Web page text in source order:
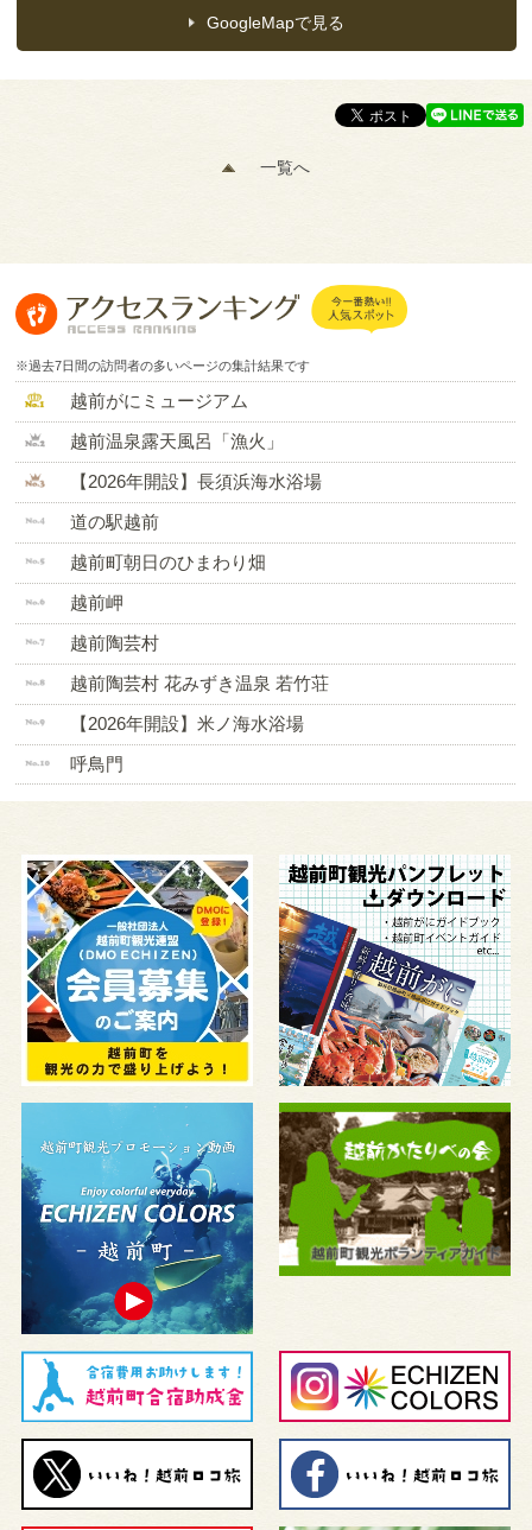
※過去7日間の訪問者の多いページの集計結果です
越前がにミュージアム
越前温泉露天風呂「漁火」
【2026年開設】長須浜海水浴場
道の駅越前
越前町朝日のひまわり畑
越前岬
越前陶芸村
越前陶芸村 花みずき温泉 若竹荘
【2026年開設】米ノ海水浴場
呼鳥門
GoogleMapで見る
一覧へ